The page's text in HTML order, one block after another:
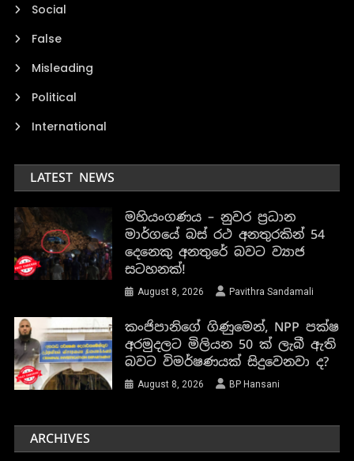
Social
False
Misleading
Political
International
LATEST NEWS
මහියංගණය – නුවර ප්‍රධාන
මාර්ගයේ බස් රථ අනතුරකින් 54
දෙනෙකු අනතුරේ බවට ව්‍යාජ
සටහනක්!
August 8, 2026 Pavithra Sandamali
කංජිපානිගේ ගිණුමෙන්, NPP පක්ෂ
අරමුදලට මිලියන 50 ක් ලැබී ඇති
බවට විමර්ෂණයක් සිදුවෙනවා ද?
August 8, 2026 BP Hansani
ARCHIVES